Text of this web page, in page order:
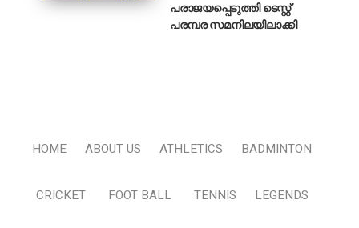
പരാജയപ്പെടുത്തി ടെസ്റ്റ്
പരമ്പര സമനിലയിലാക്കി
HOME ABOUT US ATHLETICS BADMINTON
CRICKET FOOT BALL TENNIS LEGENDS